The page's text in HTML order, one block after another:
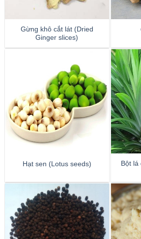
Gừng khô cắt lát (Dried
Ginger slices)
Hạt sen (Lotus seeds)
Bột